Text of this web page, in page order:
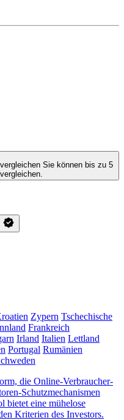
Sie können bis zu 5
Zypern Tschechische
Frankreich
Irland Italien Lettland
Portugal Rumänien
die Online-Verbraucher-
Schutzmechanismen
bietet eine mühelose
Kriterien des Investors.